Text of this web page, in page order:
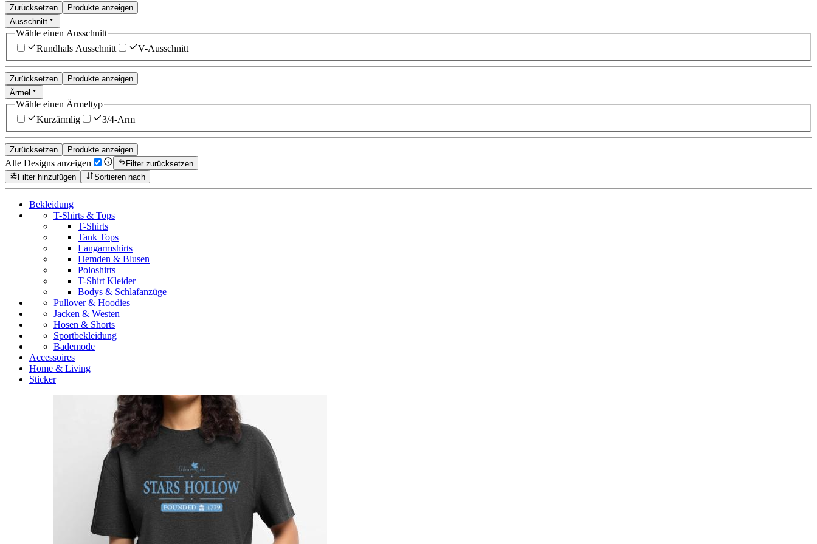
Zurücksetzen
Produkte anzeigen
Ausschnitt
Wähle einen Ausschnitt
Rundhals Ausschnitt
V-Ausschnitt
Zurücksetzen
Produkte anzeigen
Ärmel
Wähle einen Ärmeltyp
Kurzärmlig
3/4-Arm
Zurücksetzen Produkte anzeigen
Alle Designs anzeigen
Filter zurücksetzen
Filter hinzufügen
Sortieren nach
Bekleidung
T-Shirts & Tops
T-Shirts
Tank Tops
Langarmshirts
Hemden & Blusen
Poloshirts
T-Shirt Kleider
Bodys & Schlafanzüge
Pullover & Hoodies
Jacken & Westen
Hosen & Shorts
Sportbekleidung
Bademode
Accessoires
Home & Living
Sticker